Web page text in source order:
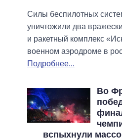
Силы беспилотных
уничтожили два
и ракетный комплекс
военном аэродроме в
Подробнее...
Во
вспыхнули